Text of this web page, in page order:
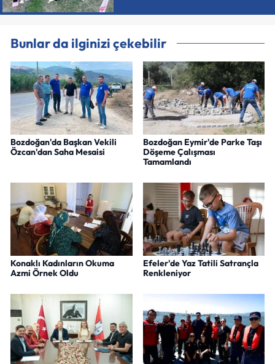
Bunlar da ilginizi çekebilir
Bozdoğan'da Başkan Vekili
Özcan'dan Saha Mesaisi
Bozdoğan Eymir'de Parke Taşı
Döşeme Çalışması
Tamamlandı
Konaklı Kadınların Okuma
Azmi Örnek Oldu
Efeler'de Yaz Tatili Satrançla
Renkleniyor